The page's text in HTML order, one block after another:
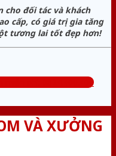
cho đối tác và khách
cấp, có giá trị gia tăng
tương lai tốt đẹp hơn!
miễn phí: 0824.400.400
VÀ XƯỞNG